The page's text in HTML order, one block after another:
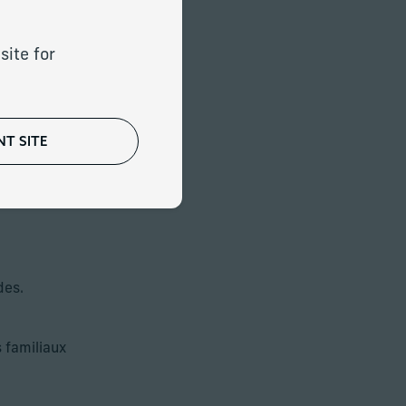
for
SITE
qui s’est récemment
vers notre cabinet.
familiaux